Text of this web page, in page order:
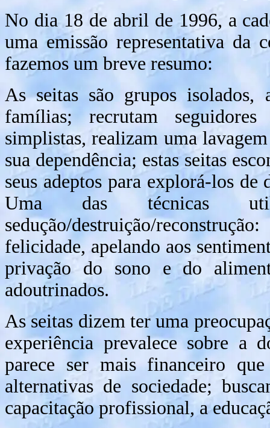
No dia 18 de abril de 1996, a
uma emissão representativa da
fazemos um breve resumo:
As seitas são grupos isolados,
famílias; recrutam
simplistas, realizam uma
sua dependência; estas seitas
seus adeptos para explorá-los
Uma das técnicas
sedução/destruição/
felicidade, apelando aos
privação do sono e do
adoutrinados.
As seitas dizem ter uma
experiência prevalece sobre a
parece ser mais financeiro
alternativas de sociedade;
capacitação profissional, a